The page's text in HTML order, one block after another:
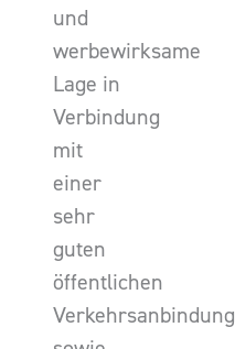
und
werbewirksame
Lage in
Verbindung
mit
einer
sehr
guten
öffentlichen
Verkehrsanbindung